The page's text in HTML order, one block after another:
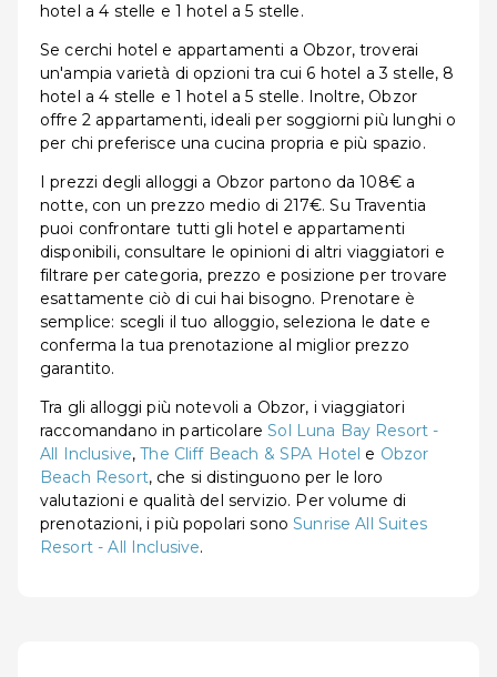
hotel a 4 stelle e 1 hotel a 5 stelle.
Se cerchi hotel e appartamenti a Obzor, troverai
un'ampia varietà di opzioni tra cui 6 hotel a 3 stelle, 8
hotel a 4 stelle e 1 hotel a 5 stelle. Inoltre, Obzor
offre 2 appartamenti, ideali per soggiorni più lunghi o
per chi preferisce una cucina propria e più spazio.
I prezzi degli alloggi a Obzor partono da 108€ a
notte, con un prezzo medio di 217€. Su Traventia
puoi confrontare tutti gli hotel e appartamenti
disponibili, consultare le opinioni di altri viaggiatori e
filtrare per categoria, prezzo e posizione per trovare
esattamente ciò di cui hai bisogno. Prenotare è
semplice: scegli il tuo alloggio, seleziona le date e
conferma la tua prenotazione al miglior prezzo
garantito.
Tra gli alloggi più notevoli a Obzor, i viaggiatori
raccomandano in particolareSol Luna Bay Resort -
All Inclusive,The Cliff Beach & SPA Hotel e Obzor
Beach Resort, che si distinguono per le loro
valutazioni e qualità del servizio. Per volume di
prenotazioni, i più popolari sonoSunrise All Suites
Resort - All Inclusive.